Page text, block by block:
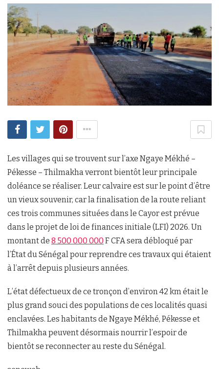
Les villages qui se trouvent sur l’axe Ngaye Mékhé –
Pékesse – Thilmakha verront bientôt leur principale
doléance se réaliser. Leur calvaire est sur le point d’être
un vieux souvenir, car la finalisation de la route reliant
ces trois communes situées dans le Cayor est prévue
dans le projet de loi de finances initiale (LFI) 2026. Un
montant de 8 500 000 000 F CFA sera débloqué par
l’État du Sénégal pour reprendre ces travaux qui étaient
à l’arrêt depuis plusieurs années.
L’état défectueux de ce tronçon d’environ 42 km était le
plus grand souci des populations de ces localités quasi
enclavées. Les habitants de Ngaye Mékhé, Pékesse et
Thilmakha peuvent désormais nourrir l’espoir de
bientôt se reconnecter au reste du Sénégal.